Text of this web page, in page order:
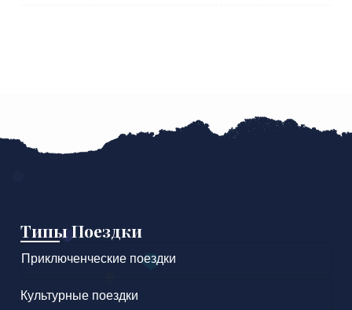
Типы Поездки
Приключенческие поездки
Культурные поездки